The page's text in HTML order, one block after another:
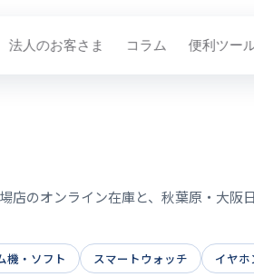
法人のお客さま コラム 便利ツー
のオンライン在庫と、秋葉原・大
機・ソフト スマートウォッチ イヤホ